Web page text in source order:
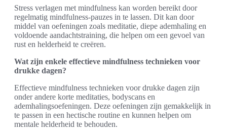
Stress verlagen met mindfulness kan worden bereikt door
regelmatig mindfulness-pauzes in te lassen. Dit kan door
middel van oefeningen zoals meditatie, diepe ademhaling en
voldoende aandachtstraining, die helpen om een gevoel van
rust en helderheid te creëren.
Wat zijn enkele effectieve mindfulness technieken voor
drukke dagen?
Effectieve mindfulness technieken voor drukke dagen zijn
onder andere korte meditaties, bodyscans en
ademhalingsoefeningen. Deze oefeningen zijn gemakkelijk in
te passen in een hectische routine en kunnen helpen om
mentale helderheid te behouden.